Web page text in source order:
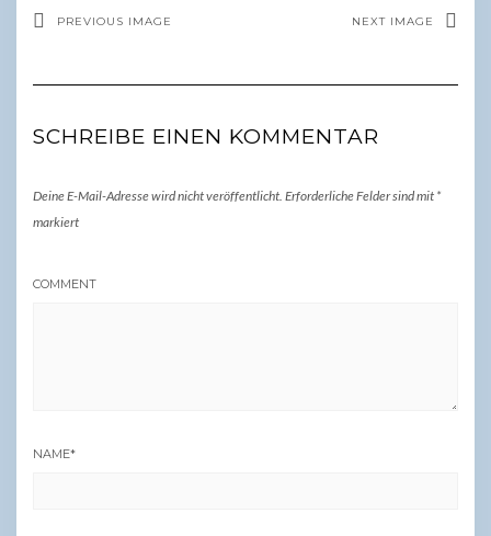
PREVIOUS IMAGE NEXT IMAGE
SCHREIBE EINEN KOMMENTAR
Deine E-Mail-Adresse wird nicht veröffentlicht. Erforderliche Felder sind mit *
markiert
COMMENT
NAME*